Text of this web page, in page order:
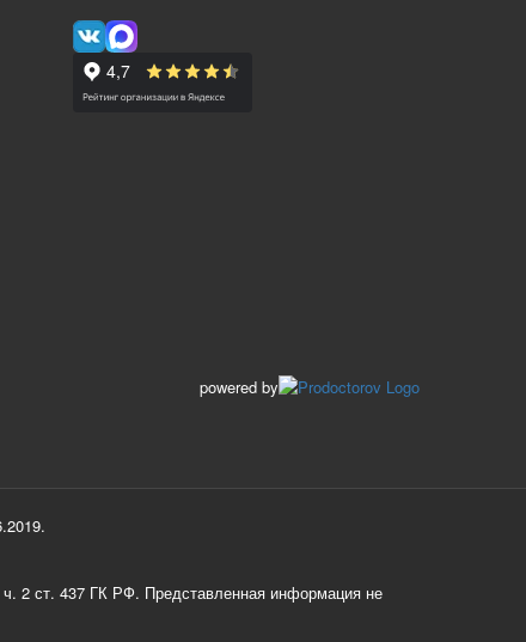
powered by
ч. 2 ст. 437 ГК РФ. Представленная информация не